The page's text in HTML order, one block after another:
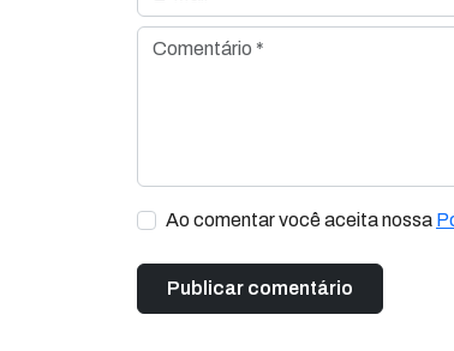
Comentário *
Ao comentar você aceita nossa